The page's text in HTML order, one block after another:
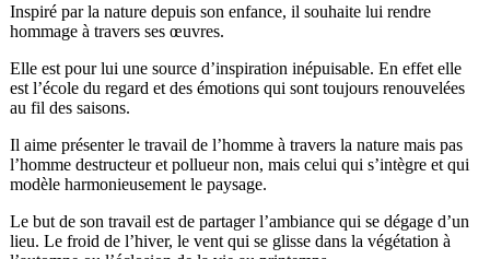
Inspiré par la nature depuis son enfance, il souhaite lui rendre
hommage à travers ses œuvres.
Elle est pour lui une source d’inspiration inépuisable. En effet elle
est l’école du regard et des émotions qui sont toujours renouvelées
au fil des saisons.
Il aime présenter le travail de l’homme à travers la nature mais pas
l’homme destructeur et pollueur non, mais celui qui s’intègre et qui
modèle harmonieusement le paysage.
Le but de son travail est de partager l’ambiance qui se dégage d’un
lieu. Le froid de l’hiver, le vent qui se glisse dans la végétation à